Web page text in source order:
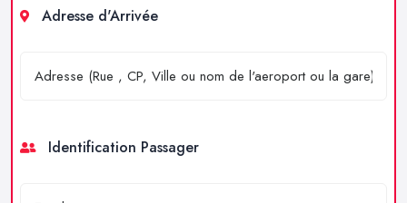
Adresse d'Arrivée
Identification Passager